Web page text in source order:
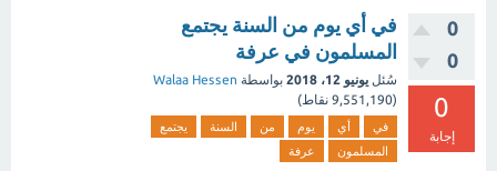
0
0
0
إجابة
في أي يوم من السنة يجتمع
المسلمون في عرفة
سُئل يونيو 12، 2018 بواسطة Walaa Hessen
(
9,551,190 نقاط)
في أي يوم من السنة
يجتمع
المسلمون
عرفة